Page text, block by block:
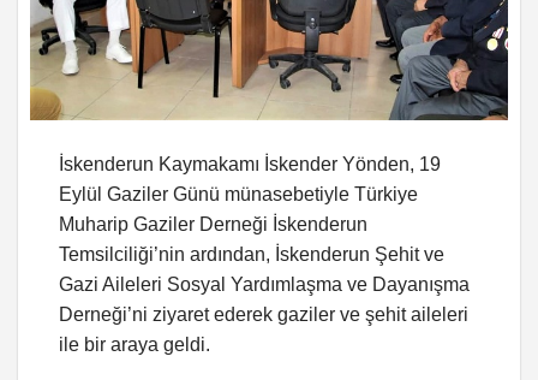
İskenderun Kaymakamı İskender Yönden, 19
Eylül Gaziler Günü münasebetiyle Türkiye
Muharip Gaziler Derneği İskenderun
Temsilciliği’nin ardından, İskenderun Şehit ve
Gazi Aileleri Sosyal Yardımlaşma ve Dayanışma
Derneği’ni ziyaret ederek gaziler ve şehit aileleri
ile bir araya geldi.